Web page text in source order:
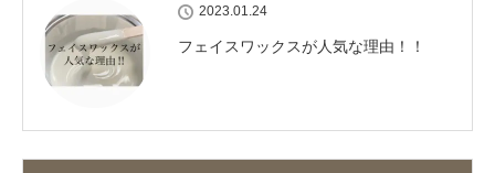
2023.01.24
フェイスワックスが人気な理由！！